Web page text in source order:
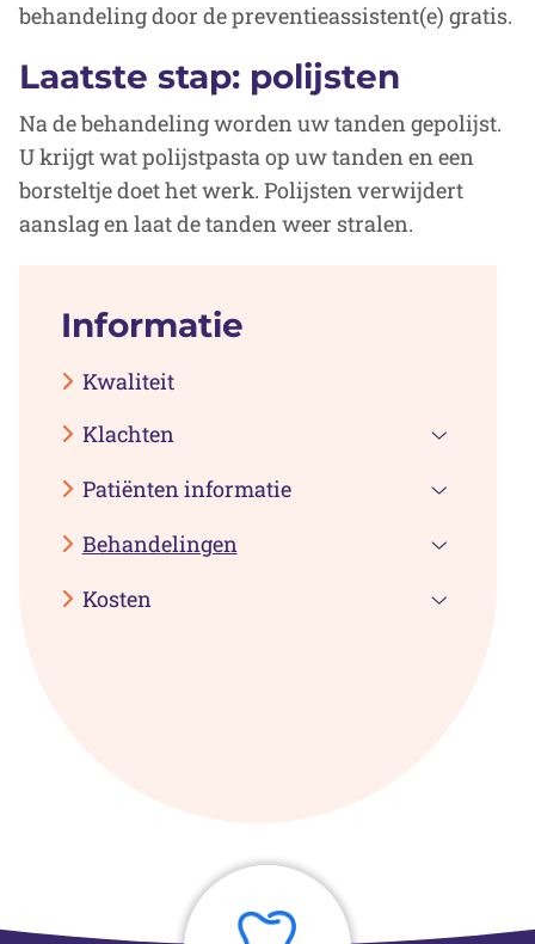
behandeling door de preventieassistent(e) gratis.
Laatste stap: polijsten
Na de behandeling worden uw tanden gepolijst.
U krijgt wat polijstpasta op uw tanden en een
borsteltje doet het werk. Polijsten verwijdert
aanslag en laat de tanden weer stralen.
Informatie
Kwaliteit
Klachten
submenu
Patiënten informatie
Behandelingen
submenu
Kosten